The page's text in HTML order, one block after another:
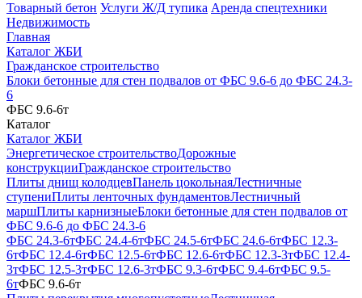
Товарный бетон Услуги Ж/Д тупика Аренда спецтехники
Недвижимость
Главная
Каталог ЖБИ
Гражданское строительство
Блоки бетонные для стен подвалов от ФБС 9.6-6 до ФБС 24.3-
6
ФБС 9.6-6т
Каталог
Каталог ЖБИ
Энергетическое строительствоДорожные
конструкцииГражданское строительство
Плиты днищ колодцевПанель цокольнаяЛестничные
ступениПлиты ленточных фундаментовЛестничный
маршПлиты карнизныеБлоки бетонные для стен подвалов от
ФБС 9.6-6 до ФБС 24.3-6
ФБС 24.3-6тФБС 24.4-6тФБС 24.5-6тФБС 24.6-6тФБС 12.3-
6тФБС 12.4-6тФБС 12.5-6тФБС 12.6-6тФБС 12.3-3тФБС 12.4-
3тФБС 12.5-3тФБС 12.6-3тФБС 9.3-6тФБС 9.4-6тФБС 9.5-
6тФБС 9.6-6т